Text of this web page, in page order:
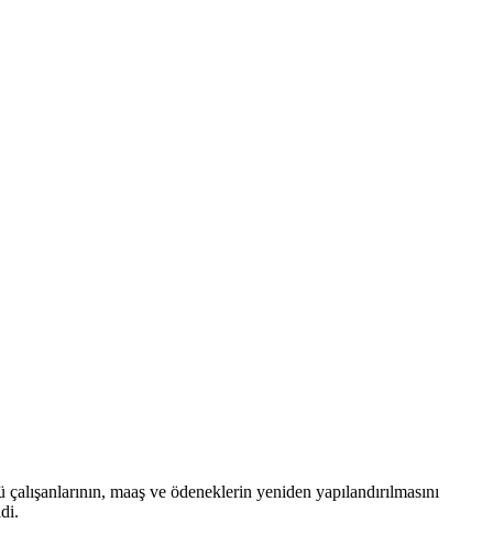
maaş ve ödeneklerin yeniden yapılandırılmasını